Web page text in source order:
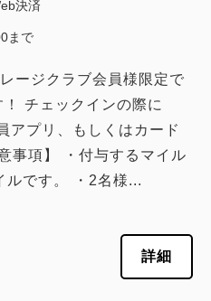
決済
まで
ージクラブ会員様限定で
チェックインの際に
アプリ、もしくはカード
事項】 ・付与するマイル
ルです。 ・2名様...
詳細